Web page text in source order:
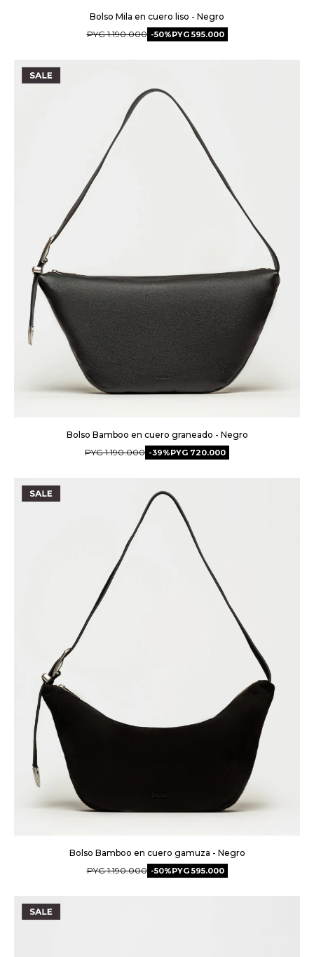
Bolso Mila en cuero liso - Negro
PYG 1.190.000 50 PYG 595.000
Bolso Bamboo en cuero graneado - Negro
PYG 1.190.000 39 PYG 720.000
Bolso Bamboo en cuero gamuza - Negro
PYG 1.190.000 50 PYG 595.000